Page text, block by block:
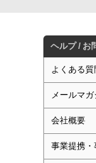
ヘルプ / お
よくある
メールマガ
会社概要
事業提携